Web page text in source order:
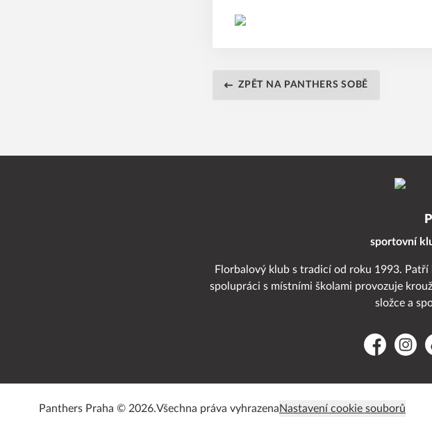
ZPĚT NA PANTHERS SOBĚ
sportovní
Florbalový klub s tradicí od roku 1993. Patří
spolupráci s místními školami provozuje
složce a
Facebook
Panthers Praha © 2026.Všechna práva vyhrazenaNastavení cookie souborů